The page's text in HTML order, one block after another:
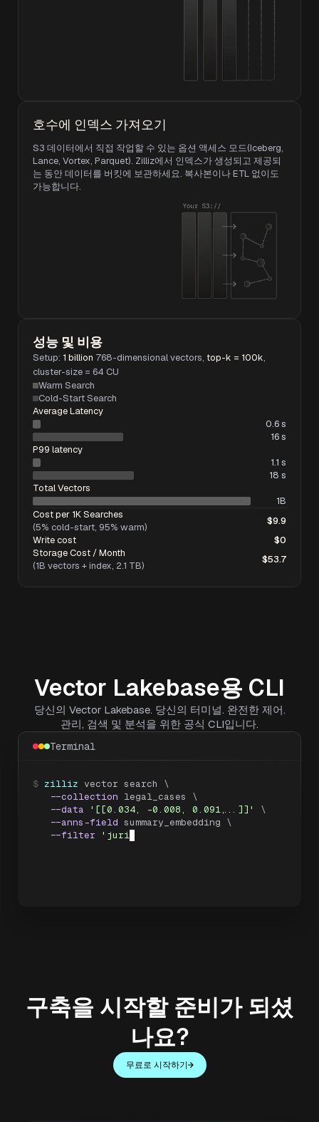
호수에 인덱스 가져오기
S3 데이터에서 직접 작업할 수 있는 옵션 액세스 모드(Iceberg,
Lance, Vortex, Parquet). Zilliz에서 인덱스가 생성되고 제공되
는 동안 데이터를 버킷에 보관하세요. 복사본이나 ETL 없이도
가능합니다.
성능 및 비용
Setup: 1 billion 768-dimensional vectors, top-k = 100k,
cluster-size = 64 CU
Warm Search
Cold-Start Search
Average Latency
0.6 s
16 s
P99 latency
1.1 s
18 s
Total Vectors
1B
Cost per 1K Searches
(5% cold-start, 95% warm)
$9.9
Write cost
$0
Storage Cost / Month
(1B vectors + index, 2.1 TB)
$53.7
Vector Lakebase용 CLI
당신의 Vector Lakebase. 당신의 터미널. 완전한 제어.
관리, 검색 및 분석을 위한 공식 CLI입니다.
Terminal
$ zilliz vector search \
--collection legal_cases \
--data
'[[0.034, -0.008, 0.091, ...]]'
\
--anns-field summary_embedding \
--filter
'jurisdiction == "CA" and
구축을 시작할 준비가 되셨
나요?
무료로 시작하기